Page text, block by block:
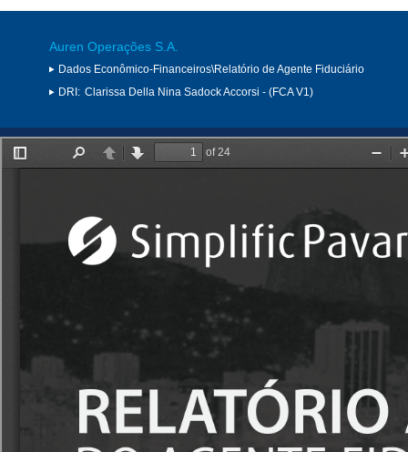
Auren Operações S.A.
Dados Econômico-Financeiros\Relatório de Agente Fiduciário
DRI: Clarissa Della Nina Sadock Accorsi - (FCA V1)